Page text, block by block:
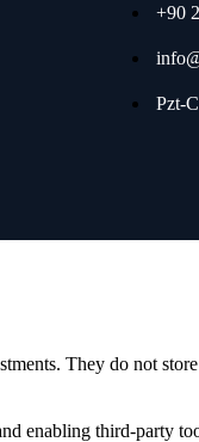
+90
Pzt-
They do not
enabling third-party